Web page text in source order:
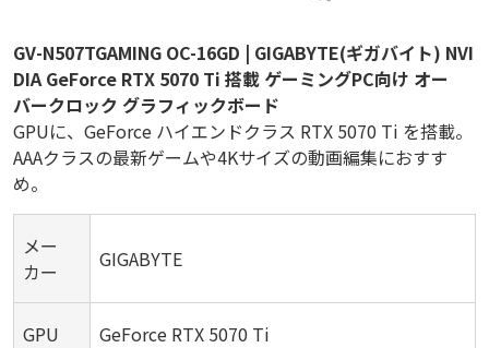
GV-N507TGAMING OC-16GD | GIGABYTE(ギガバイト) NVI
DIA GeForce RTX 5070 Ti 搭載 ゲーミングPC向け オー
バークロック グラフィックボード
GPUに、GeForce ハイエンドクラス RTX 5070 Ti を搭載。
AAAクラスの最新ゲームや4Kサイズの動画編集におすす
め。
メー
カー
GIGABYTE
GPU GeForce RTX 5070 Ti